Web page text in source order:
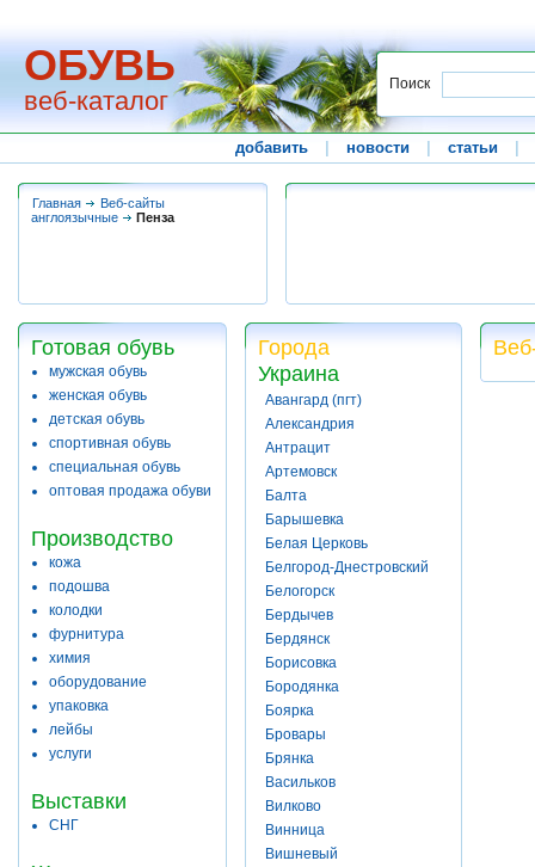
ОБУВЬ
веб-каталог
Поиск
добавить новости статьи
Главная
Веб-сайты
англоязычные
Пенза
Готовая обувь
мужская обувь
женская обувь
детская обувь
спортивная обувь
специальная обувь
оптовая продажа обуви
Производство
кожа
подошва
колодки
фурнитура
химия
оборудование
упаковка
лейбы
услуги
Выставки
СНГ
Города
Украина
Авангард (пгт)
Александрия
Антрацит
Артемовск
Балта
Барышевка
Белая Церковь
Белгород-Днестровский
Белогорск
Бердычев
Бердянск
Борисовка
Бородянка
Боярка
Бровары
Брянка
Васильков
Вилково
Винница
Вишневый